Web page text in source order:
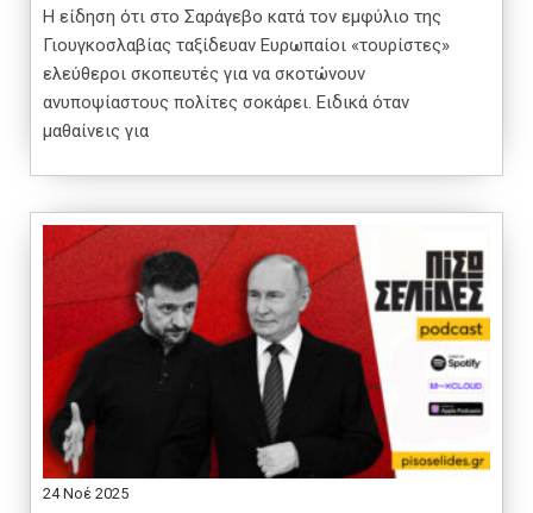
Η είδηση ότι στο Σαράγεβο κατά τον εμφύλιο της
Γιουγκοσλαβίας ταξίδευαν Ευρωπαίοι «τουρίστες»
ελεύθεροι σκοπευτές για να σκοτώνουν
ανυποψίαστους πολίτες σοκάρει. Ειδικά όταν
μαθαίνεις για
24 Νοέ 2025